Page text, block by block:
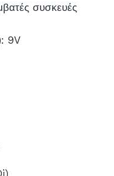
συσκευές
9V